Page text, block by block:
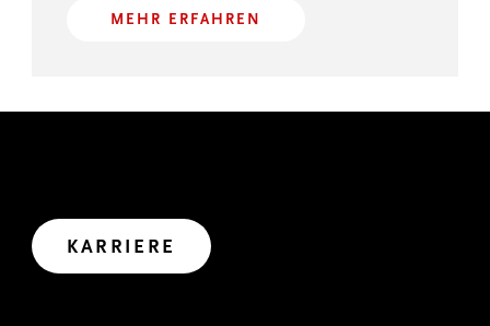
MEHR ERFAHREN
KARRIERE